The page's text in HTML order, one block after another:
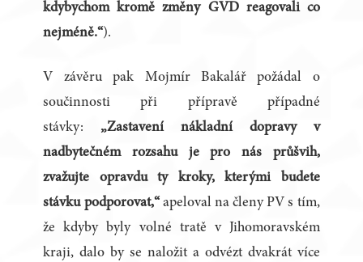
kdybychom kromě změny GVD reagovali co
nejméně.“).
V závěru pak Mojmír Bakalář požádal o
součinnosti při přípravě případné
stávky: „Zastavení nákladní dopravy v
nadbytečném rozsahu je pro nás průšvih,
zvažujte opravdu ty kroky, kterými budete
stávku podporovat,“apeloval na členy PV s tím,
že kdyby byly volné tratě v Jihomoravském
kraji, dalo by se naložit a odvézt dvakrát více